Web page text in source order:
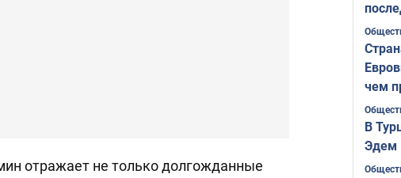
отражает не только долгожданные
чем
В
Эдем